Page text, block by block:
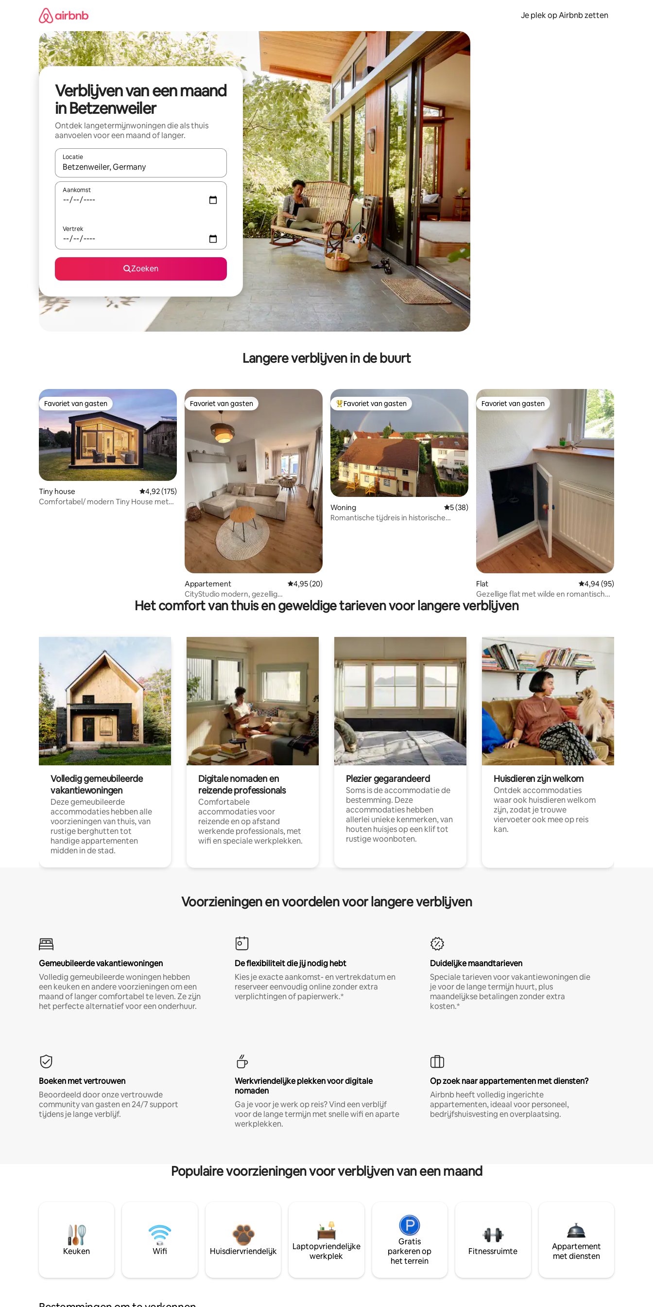
Je plek op Airbnb zetten
Verblijven van een maand
in Betzenweiler
Ontdek langetermijnwoningen die als thuis
aanvoelen voor een maand of langer.
Locatie
Wanneer er resultaten beschikbaar zijn, maak je een keuze met je de pijltjestoetsen omhoog en omlaag, óf door te tikken of swipen.
Aankomst
Vertrek
Zoeken
Langere verblijven in de buurt
Favoriet van gasten
Favoriet van gasten
Tiny house Gemiddelde beoordeling van 4,92 op 5, 175 recensies
4,92 (175)
Comfortabel/ modern Tiny House met
Favoriet van gasten
Favoriet van gasten
Appartement Gemiddelde beoordeling van 4,95 op 5, 20 recensies
4,95 (20)
CityStudio modern, gezellig
appartement centraal
Topfavoriet van gasten
Favoriet van gasten
Woning Gemiddelde beoordeling van 5 op 5, 38 recensies
5 (38)
Romantische tijdreis in historische
Favoriet van gasten
Favoriet van gasten
Flat Gemiddelde
4,94 (95)
Gezellige flat met wilde en romantische
tuin
Het comfort van thuis en geweldige tarieven voor langere verblijven
Volledig gemeubileerde
vakantiewoningen
Deze gemeubileerde
accommodaties hebben alle
voorzieningen van thuis, van
rustige berghutten tot
handige appartementen
midden in de stad.
Digitale nomaden en
reizende professionals
Comfortabele
accommodaties voor
reizende en op afstand
werkende professionals, met
wifi en speciale werkplekken.
Plezier gegarandeerd
Soms is de accommodatie de
bestemming. Deze
accommodaties hebben
allerlei unieke kenmerken, van
houten huisjes op een klif tot
rustige woonboten.
Huisdieren zijn welkom
Ontdek accommodaties
waar ook huisdieren welkom
zijn, zodat je trouwe
viervoeter ook mee op reis
kan.
Voorzieningen en voordelen voor langere verblijven
Gemeubileerde vakantiewoningen
Volledig gemeubileerde woningen hebben
een keuken en andere voorzieningen om een
maand of langer comfortabel te leven. Ze zijn
het perfecte alternatief voor een onderhuur.
De flexibiliteit die jij nodig hebt
Kies je exacte aankomst- en vertrekdatum en
reserveer eenvoudig online zonder extra
verplichtingen of papierwerk.*
Duidelijke maandtarieven
Speciale tarieven voor vakantiewoningen die
je voor de lange termijn huurt, plus
maandelijkse betalingen zonder extra
kosten.*
Boeken met vertrouwen
Beoordeeld door onze vertrouwde
community van gasten en 24/7 support
tijdens je lange verblijf.
Werkvriendelijke plekken voor digitale
nomaden
Ga je voor je werk op reis? Vind een verblijf
voor de lange termijn met snelle wifi en aparte
werkplekken.
Op zoek naar appartementen met diensten?
Airbnb heeft volledig ingerichte
appartementen, ideaal voor personeel,
bedrijfshuisvesting en overplaatsing.
Populaire voorzieningen voor verblijven van een maand
Keuken Wifi Huisdiervriendelijk
Laptopvriendelijke
werkplek
Gratis
parkeren op
het terrein
Fitnessruimte
Appartement
met diensten